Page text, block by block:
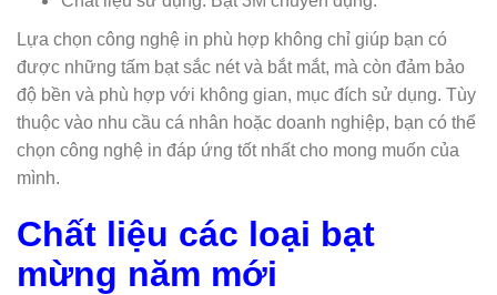
Lựa chọn công nghệ in phù hợp không chỉ giúp bạn có
được những tấm bạt sắc nét và bắt mắt, mà còn đảm bảo
độ bền và phù hợp với không gian, mục đích sử dụng. Tùy
thuộc vào nhu cầu cá nhân hoặc doanh nghiệp, bạn có thể
chọn công nghệ in đáp ứng tốt nhất cho mong muốn của
mình.
Chất liệu các loại bạt
mừng năm mới